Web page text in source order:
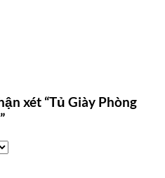
xét “Tủ Giày Phòng